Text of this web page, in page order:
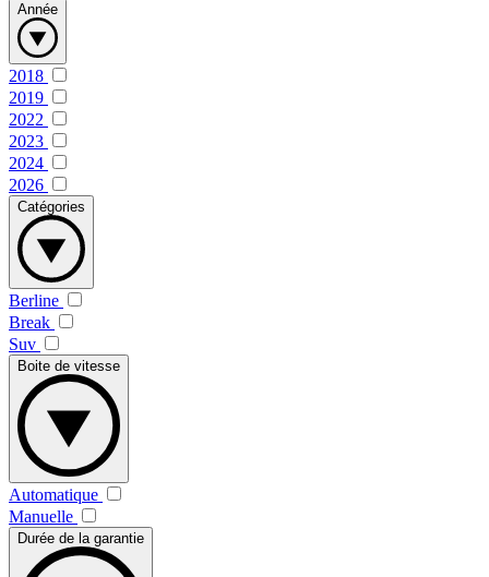
Année
2018
2019
2022
2023
2024
2026
Catégories
Berline
Break
Suv
Boite de vitesse
Automatique
Manuelle
Durée de la garantie